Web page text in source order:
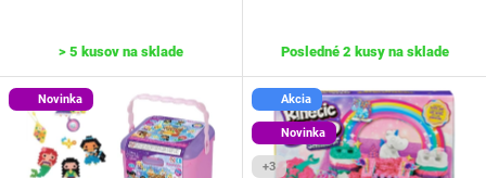
> 5 kusov na sklade Posledné 2 kusy na sklade
Novinka Akcia
Novinka
+3